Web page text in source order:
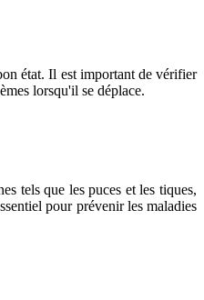
état. Il est important de vérifier
lorsqu'il se déplace.
tels que les puces et les tiques,
pour prévenir les maladies